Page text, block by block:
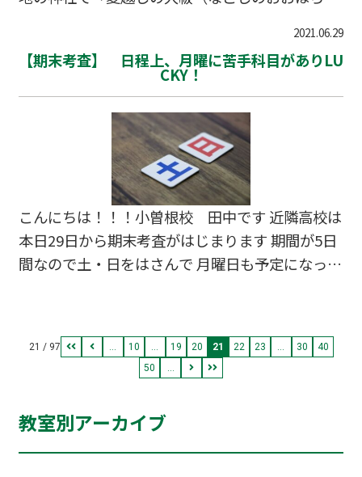
めから181日 のこり184日です この「夏越しの
大祓（なごしのおおはらえ）」という神事 この
や穢れ（けがれ）を祓い清め 一旦リセットして心
身ともに清らかに 次の半年を迎えるといった意味
です 今年も半年が過ぎます まだまだ学年進級し
て半年 受験を目標にしはや半年すぎました みな
さんは今年
2021.06.29
【期末考査】 日程上、月曜に苦手科目がありLU
CKY！
こんにちは！！！小曽根校 田中です 近隣高校は
本日29日から期末考査がはじまります 期間が5日
間なので土・日をはさんで 月曜日も予定になって
ならば 土・日はしっかり勉強の時間とってよ 自
習開放するからきてください！
21 / 97 10 19 20 21 22 23 30
40
50
教室別アーカイブ